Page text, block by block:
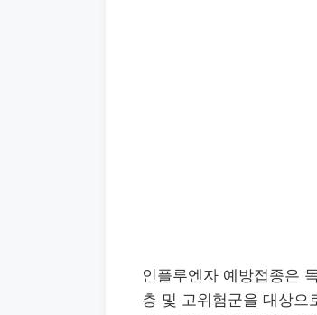
인플루엔자 예방접종은
층 및 고위험군을 대상으